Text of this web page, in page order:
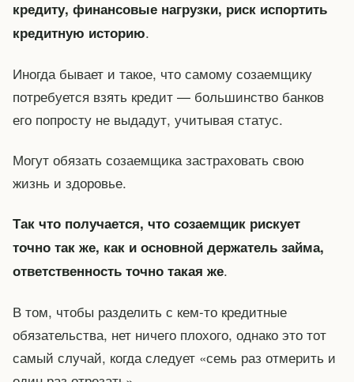
кредиту, финансовые нагрузки, риск испортить
кредитную историю.
Иногда бывает и такое, что самому созаемщику
потребуется взять кредит — большинство банков
его попросту не выдадут, учитывая статус.
Могут обязать созаемщика застраховать свою
жизнь и здоровье.
Так что получается, что созаемщик рискует
точно так же, как и основной держатель займа,
ответственность точно такая же.
В том, чтобы разделить с кем-то кредитные
обязательства, нет ничего плохого, однако это тот
самый случай, когда следует «семь раз отмерить и